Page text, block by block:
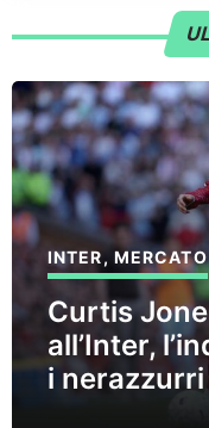
INTER, MERCATO
Curtis
all’Inter,
i nerazzurri